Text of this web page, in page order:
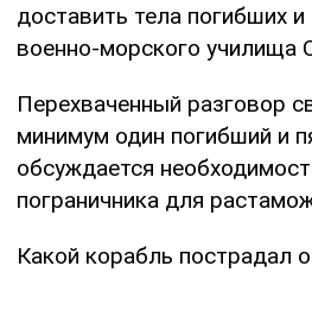
доставить тела погибших
военно-морского училища
Перехваченный разговор
минимум один погибший и
обсуждается
пограничника для
Какой корабль пострадал